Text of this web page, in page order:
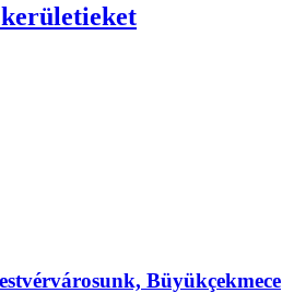
Büyükçekmece